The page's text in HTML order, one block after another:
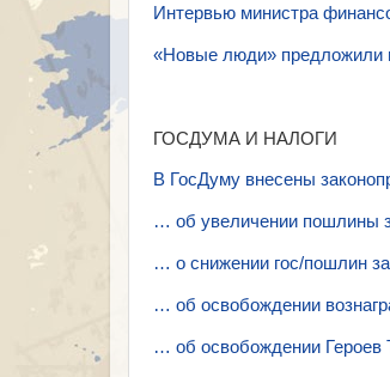
Интервью министра
«Новые люди» предложили
ГОСДУМА И НАЛОГИ
В ГосДуму внесены
… об увеличении пошлины
… о снижении гос/пошлин
… об освобождении
… об освобождении